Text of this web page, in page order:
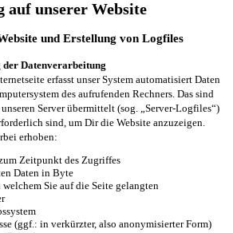
auf unserer Website
und Erstellung von Logfiles
der Datenverarbeitung
erfasst unser System automatisiert Daten
des aufrufenden Rechners. Das sind
Server übermittelt (sog. „Server-Logfiles“)
sind, um Dir die Website anzuzeigen.
erhoben:
Zeitpunkt des Zugriffes
Daten in Byte
Sie auf die Seite gelangten
(ggf.: in verkürzter, also anonymisierter Form)